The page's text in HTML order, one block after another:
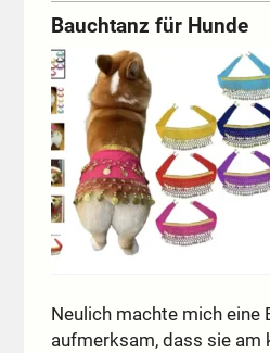
Bauchtanz für Hunde
Neulich machte mich eine
aufmerksam, dass sie am